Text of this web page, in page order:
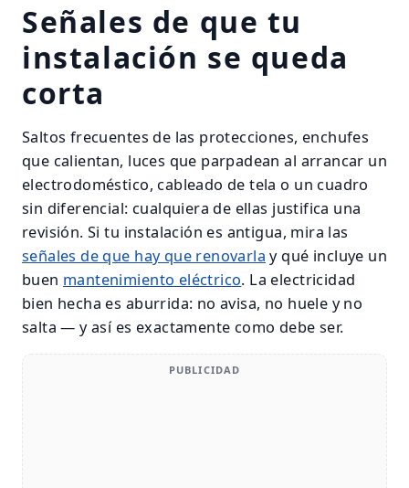
Señales de que tu
instalación se queda
corta
Saltos frecuentes de las protecciones, enchufes
que calientan, luces que parpadean al arrancar un
electrodoméstico, cableado de tela o un cuadro
sin diferencial: cualquiera de ellas justifica una
revisión. Si tu instalación es antigua, mira las
señales de que hay que renovarla y qué incluye un
buen mantenimiento eléctrico. La electricidad
bien hecha es aburrida: no avisa, no huele y no
salta — y así es exactamente como debe ser.
PUBLICIDAD